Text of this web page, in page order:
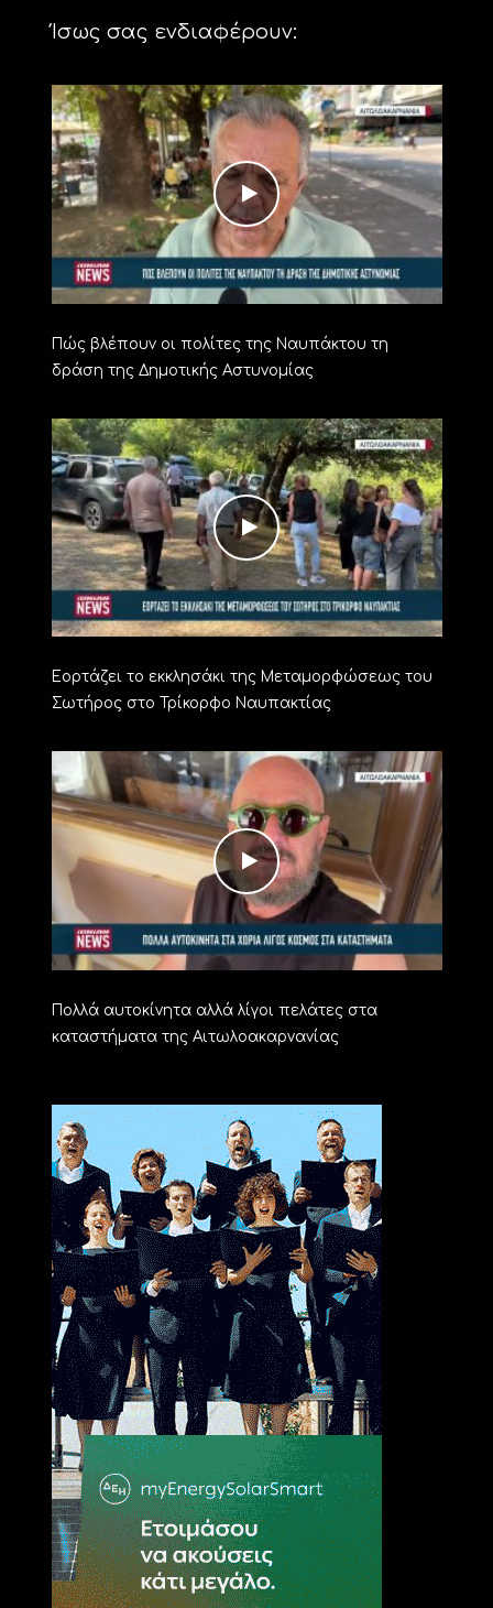
Ίσως σας ενδιαφέρουν:
Πώς βλέπουν οι πολίτες της Ναυπάκτου τη
δράση της Δημοτικής Αστυνομίας
Εορτάζει το εκκλησάκι της Μεταμορφώσεως του
Σωτήρος στο Τρίκορφο Ναυπακτίας
Πολλά αυτοκίνητα αλλά λίγοι πελάτες στα
καταστήματα της Αιτωλοακαρνανίας